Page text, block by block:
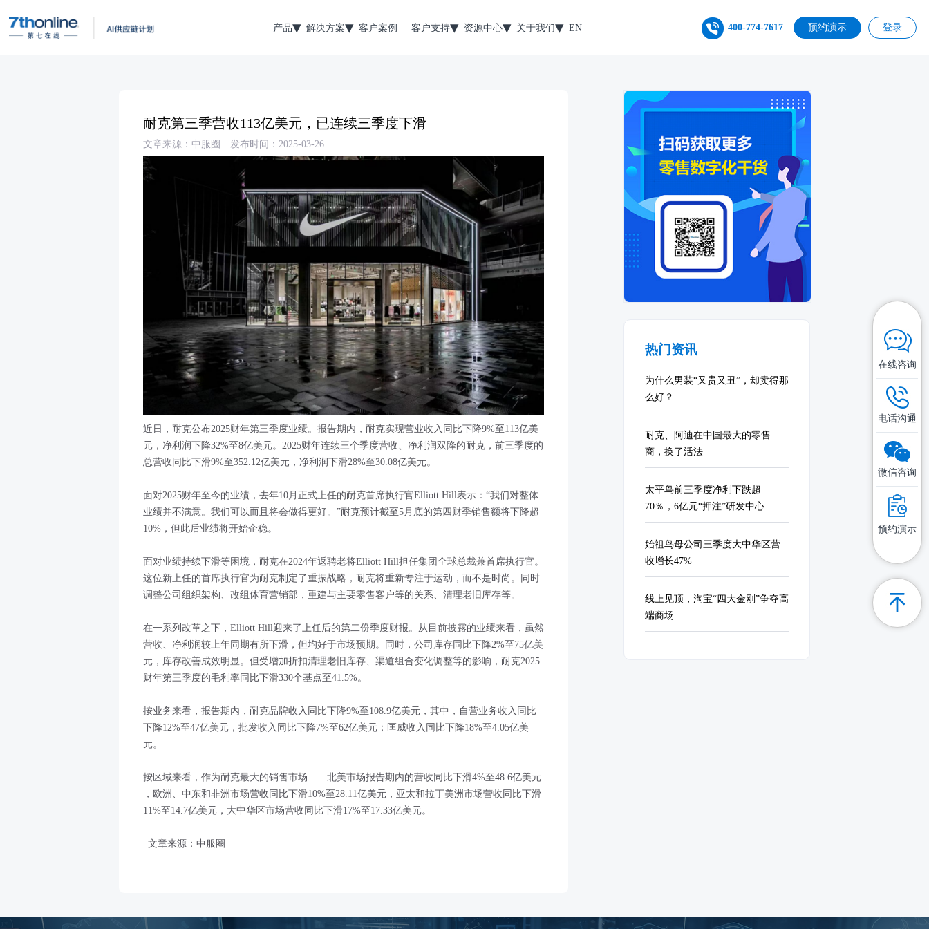
产品 解决方案 客户案例 客户支持 资源中心 关于我们 EN 400-774-7617 预约演示 登录
耐克第三季营收113亿美元，已连续三季度下滑
文章来源：中服圈 发布时间：2025-03-26
近日，耐克公布2025财年第三季度业绩。报告期内，耐克实现营业收入同比下降9%至113亿美
元，净利润下降32%至8亿美元。2025财年连续三个季度营收、净利润双降的耐克，前三季度的
总营收同比下滑9%至352.12亿美元，净利润下滑28%至30.08亿美元。
面对2025财年至今的业绩，去年10月正式上任的耐克首席执行官Elliott Hill表示：“我们对整体
业绩并不满意。我们可以而且将会做得更好。”耐克预计截至5月底的第四财季销售额将下降超
10%，但此后业绩将开始企稳。
面对业绩持续下滑等困境，耐克在2024年返聘老将Elliott Hill担任集团全球总裁兼首席执行官。
这位新上任的首席执行官为耐克制定了重振战略 ，耐克将重新专注于运动，而不是时尚。同时
调整公司组织架构、改组体育营销部，重建与主要零售客户等的关系、清理老旧库存等。
在一系列改革之下，Elliott Hill迎来了上任后的第二份季度财报。从目前披露的业绩来看，虽然
营收、净利润较上年同期有所下滑，但均好于市场预期。同时，公司库存同比下降2%至75亿美
元，库存改善成效明显。但受增加折扣清理老旧库存、渠道组合变化调整等的影响，耐克2025
财年第三季度的毛利率同比下滑330个基点至41.5%。
按业务来看，报告期内，耐克品牌收入同比下降9%至108.9亿美元，其中，自营业务收入同比
下降12%至47亿美元，批发收入同比下降7%至62亿美元；匡威收入同比下降18%至4.05亿美
元。
按区域来看，作为耐克最大的销售市场——北美市场报告期内的营收同比下滑4%至48.6亿美元
，欧洲、中东和非洲市场营收同比下滑10%至28.11亿美元，亚太和拉丁美洲市场营收同比下滑
11%至14.7亿美元，大中华区市场营收同比下滑17%至17.33亿美元。
| 文章来源：中服圈
热门资讯
为什么男装“又贵又丑”，却卖得那
么好？
耐克、阿迪在中国最大的零售
商，换了活法
太平鸟前三季度净利下跌超
70％，6亿元“押注”研发中心
始祖鸟母公司三季度大中华区营
收增长47%
线上见顶，淘宝“四大金刚”争夺高
端商场
在线咨询
电话沟通
微信咨询
预约演示